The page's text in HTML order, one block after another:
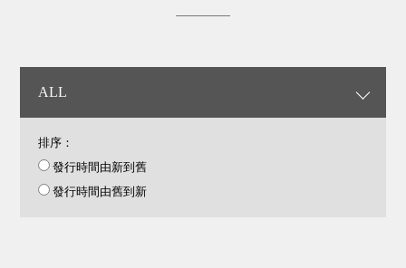
ALL
排序：
發行時間由新到舊
發行時間由舊到新